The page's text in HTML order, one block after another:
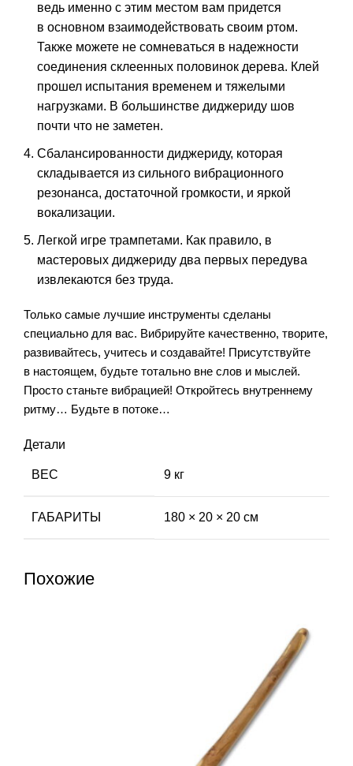
ведь именно с этим местом вам придется
в основном взаимодействовать своим ртом.
Также можете не сомневаться в надежности
соединения склеенных половинок дерева. Клей
прошел испытания временем и тяжелыми
нагрузками. В большинстве диджериду шов
почти что не заметен.
Сбалансированности диджериду, которая
складывается из сильного вибрационного
резонанса, достаточной громкости, и яркой
вокализации.
Легкой игре трампетами. Как правило, в
мастеровых диджериду два первых передува
извлекаются без труда.
Только самые лучшие инструменты сделаны
специально для вас. Вибрируйте качественно, творите,
развивайтесь, учитесь и создавайте! Присутствуйте
в настоящем, будьте тотально вне слов и мыслей.
Просто станьте вибрацией! Откройтесь внутреннему
ритму… Будьте в потоке…
Детали
ВЕС 9 кг
ГАБАРИТЫ 180 × 20 × 20 см
Похожие